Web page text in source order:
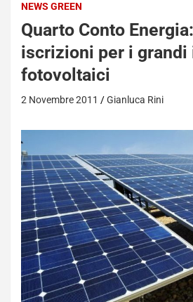
NEWS GREEN
Quarto Conto
iscrizioni per i grandi
fotovoltaici
2 Novembre 2011 Gianluca Rini